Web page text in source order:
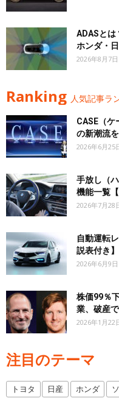
ADASとは
ホンダ・
2026年8月7
Ranking 人気記事ラ
CASE（
の新潮流
2026年6月25
手放し（
機能一覧
2026年7月28
自動運転
説表付き】
2026年6月9
株価99％
業、破産
2026年1月22
注目のテーマ
トヨタ 日産 ホンダ